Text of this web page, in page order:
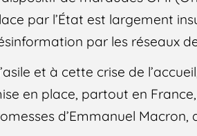
par l’État est largement
par les réseaux
et à cette crise de
en place, partout en
d’Emmanuel Macron,